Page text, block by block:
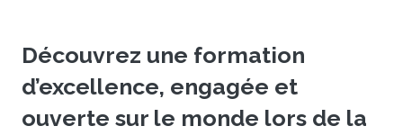
Découvrez une formation
d’excellence, engagée et
ouverte sur le monde lors de la